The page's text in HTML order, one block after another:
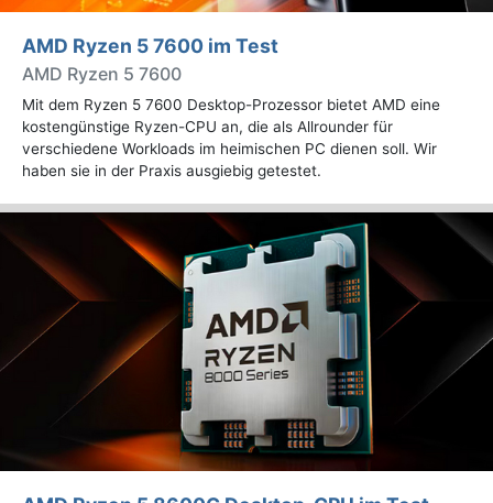
AMD Ryzen 5 7600 im Test
AMD Ryzen 5 7600
Mit dem Ryzen 5 7600 Desktop-Prozessor bietet AMD eine
kostengünstige Ryzen-CPU an, die als Allrounder für
verschiedene Workloads im heimischen PC dienen soll. Wir
haben sie in der Praxis ausgiebig getestet.